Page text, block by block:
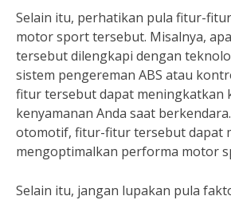
Selain itu, perhatikan pula fitur-
motor sport tersebut. Misalnya,
tersebut dilengkapi dengan
sistem pengereman ABS atau
fitur tersebut dapat meningkatkan
kenyamanan Anda saat
otomotif, fitur-fitur tersebut dapat
mengoptimalkan performa motor
Selain itu, jangan lupakan pula